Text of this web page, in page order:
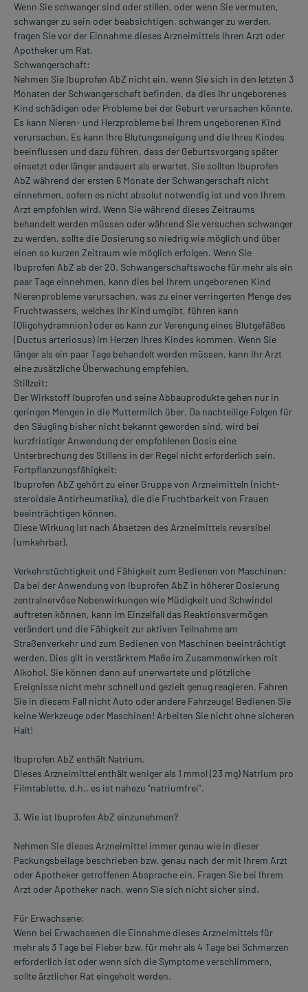
Wenn Sie schwanger sind oder stillen, oder wenn Sie vermuten,
schwanger zu sein oder beabsichtigen, schwanger zu werden,
fragen Sie vor der Einnahme dieses Arzneimittels Ihren Arzt oder
Apotheker um Rat.
Schwangerschaft:
Nehmen Sie Ibuprofen AbZ nicht ein, wenn Sie sich in den letzten 3
Monaten der Schwangerschaft befinden, da dies Ihr ungeborenes
Kind schädigen oder Probleme bei der Geburt verursachen könnte.
Es kann Nieren- und Herzprobleme bei Ihrem ungeborenen Kind
verursachen. Es kann Ihre Blutungsneigung und die Ihres Kindes
beeinflussen und dazu führen, dass der Geburtsvorgang später
einsetzt oder länger andauert als erwartet. Sie sollten Ibuprofen
AbZ während der ersten 6 Monate der Schwangerschaft nicht
einnehmen, sofern es nicht absolut notwendig ist und von Ihrem
Arzt empfohlen wird. Wenn Sie während dieses Zeitraums
behandelt werden müssen oder während Sie versuchen schwanger
zu werden, sollte die Dosierung so niedrig wie möglich und über
einen so kurzen Zeitraum wie möglich erfolgen. Wenn Sie
Ibuprofen AbZ ab der 20. Schwangerschaftswoche für mehr als ein
paar Tage einnehmen, kann dies bei Ihrem ungeborenen Kind
Nierenprobleme verursachen, was zu einer verringerten Menge des
Fruchtwassers, welches Ihr Kind umgibt, führen kann
(Oligohydramnion) oder es kann zur Verengung eines Blutgefäßes
(Ductus arteriosus) im Herzen Ihres Kindes kommen. Wenn Sie
länger als ein paar Tage behandelt werden müssen, kann Ihr Arzt
eine zusätzliche Überwachung empfehlen.
Stillzeit:
Der Wirkstoff Ibuprofen und seine Abbauprodukte gehen nur in
geringen Mengen in die Muttermilch über. Da nachteilige Folgen für
den Säugling bisher nicht bekannt geworden sind, wird bei
kurzfristiger Anwendung der empfohlenen Dosis eine
Unterbrechung des Stillens in der Regel nicht erforderlich sein.
Fortpflanzungsfähigkeit:
Ibuprofen AbZ gehört zu einer Gruppe von Arzneimitteln (nicht-
steroidale Antirheumatika), die die Fruchtbarkeit von Frauen
beeinträchtigen können.
Diese Wirkung ist nach Absetzen des Arzneimittels reversibel
(umkehrbar).
Verkehrstüchtigkeit und Fähigkeit zum Bedienen von Maschinen:
Da bei der Anwendung von Ibuprofen AbZ in höherer Dosierung
zentralnervöse Nebenwirkungen wie Müdigkeit und Schwindel
auftreten können, kann im Einzelfall das Reaktionsvermögen
verändert und die Fähigkeit zur aktiven Teilnahme am
Straßenverkehr und zum Bedienen von Maschinen beeinträchtigt
werden. Dies gilt in verstärktem Maße im Zusammenwirken mit
Alkohol. Sie können dann auf unerwartete und plötzliche
Ereignisse nicht mehr schnell und gezielt genug reagieren. Fahren
Sie in diesem Fall nicht Auto oder andere Fahrzeuge! Bedienen Sie
keine Werkzeuge oder Maschinen! Arbeiten Sie nicht ohne sicheren
Halt!
Ibuprofen AbZ enthält Natrium.
Dieses Arzneimittel enthält weniger als 1 mmol (23 mg) Natrium pro
Filmtablette, d.h., es ist nahezu "natriumfrei".
3. Wie ist Ibuprofen AbZ einzunehmen?
Nehmen Sie dieses Arzneimittel immer genau wie in dieser
Packungsbeilage beschrieben bzw. genau nach der mit Ihrem Arzt
oder Apotheker getroffenen Absprache ein. Fragen Sie bei Ihrem
Arzt oder Apotheker nach, wenn Sie sich nicht sicher sind.
Für Erwachsene:
Wenn bei Erwachsenen die Einnahme dieses Arzneimittels für
mehr als 3 Tage bei Fieber bzw. für mehr als 4 Tage bei Schmerzen
erforderlich ist oder wenn sich die Symptome verschlimmern,
sollte ärztlicher Rat eingeholt werden.